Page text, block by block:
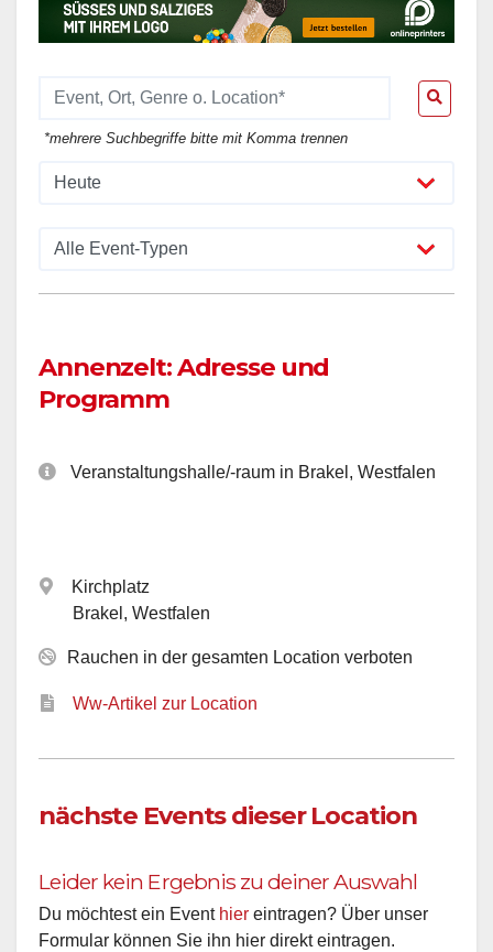
*mehrere Suchbegriffe bitte mit Komma trennen
Annenzelt: Adresse und
Programm
Veranstaltungshalle/-raum in Brakel, Westfalen
Kirchplatz
Brakel, Westfalen
Rauchen in der gesamten Location verboten
Ww-Artikel zur Location
nächste Events dieser Location
Leider kein Ergebnis zu deiner Auswahl
Du möchtest ein Event hier eintragen? Über unser
Formular können Sie ihn hier direkt eintragen.